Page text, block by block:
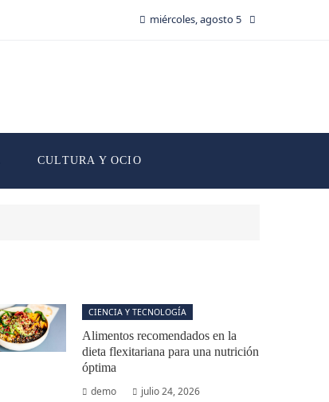
miércoles, agosto 5
CULTURA Y OCIO
CIENCIA Y TECNOLOGÍA
Alimentos recomendados en la
dieta flexitariana para una nutrición
óptima
demo
julio 24, 2026